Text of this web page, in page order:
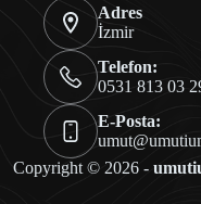
Adres
İzmir
Telefon:
0531 813 03
E-Posta:
Copyright © 2026 -